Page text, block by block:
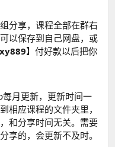
分享，课程全部在群右
以保存到自己网盘，或
】付好款以后把你
月更新，更新时间一
相应课程的文件夹里，
和分享时间无关。需要
享的，会更新不及时。